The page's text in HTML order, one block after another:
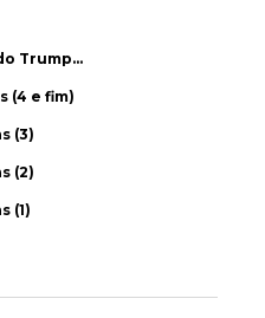
Trump…
(4 e fim)
(3)
(2)
(1)